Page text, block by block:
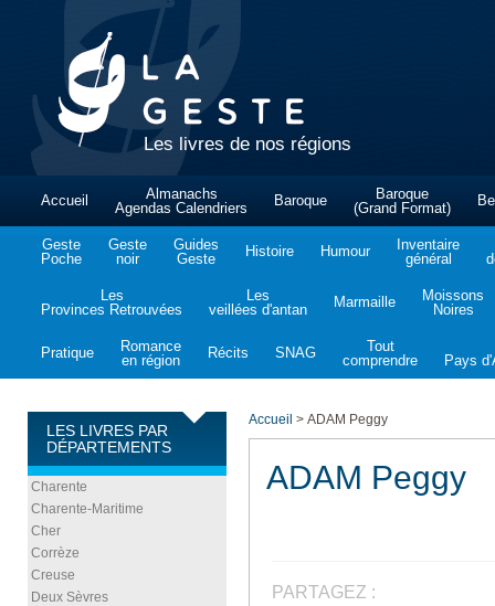
Les livres de nos régions
Accueil
Almanachs
Agendas Calendriers
Baroque
Baroque
(Grand Format)
Geste
Poche
Geste
noir
Guides
Geste
Histoire Humour
Inventaire
général
Les
Provinces Retrouvées
Les
veillées d'antan
Marmaille
Moissons
Noires
Pratique
Romance
en région
Récits SNAG
Tout
comprendre
Pays
LES LIVRES PAR
DÉPARTEMENTS
Charente
Charente-Maritime
Cher
Corrèze
Creuse
Deux Sèvres
Accueil > ADAM Peggy
ADAM Peggy
PARTAGEZ :